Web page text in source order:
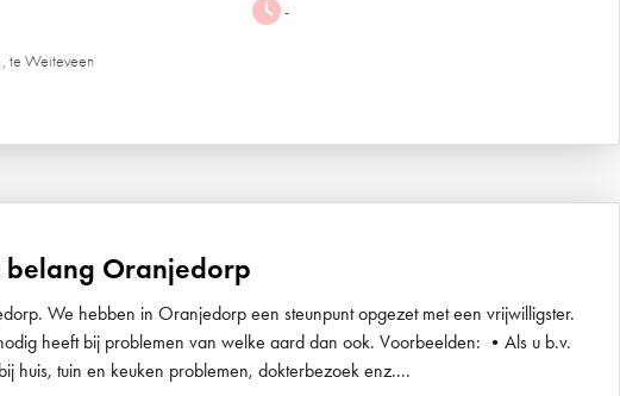
-
te Weiteveen
belang Oranjedorp
We hebben in Oranjedorp een steunpunt opgezet met een vrijwilligster.
heeft bij problemen van welke aard dan ook. Voorbeelden: •Als u b.v.
huis, tuin en keuken problemen, dokterbezoek enz....